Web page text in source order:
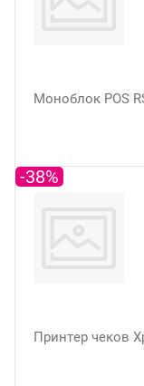
Моноблок POS
Принтер чеков
-38%